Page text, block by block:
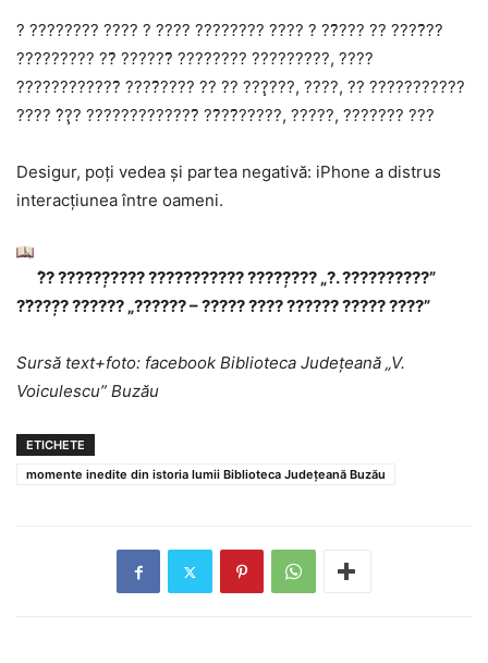
? ???????? ???? ? ???? ???????? ???? ? ??̆??? ?? ????̆??
????????? ??̆ ??????̆ ???????? ?????????, ????
????????????̆ ????̆???? ?? ?? ???̧???, ????, ?? ???????????
???? ?̂?̧? ?????????????̆ ??̆??̆?????, ?????, ??????? ???
Desigur, poţi vedea şi partea negativă: iPhone a distrus
interacţiunea între oameni.
?̂? ??????̦???? ??????????? ?????̦??? „?. ??????????”
??̆???̦? ?????? „?????? – ????? ???? ?????? ????? ????”
Sursă text+foto: facebook Biblioteca Județeană „V.
Voiculescu” Buzău
ETICHETE
momente inedite din istoria lumii Biblioteca Județeană Buzău